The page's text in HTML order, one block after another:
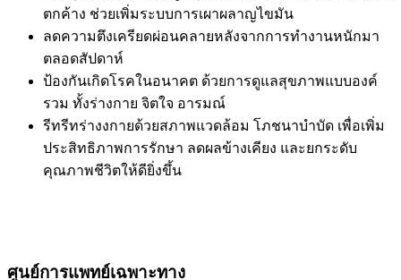
ตกค้าง ช่วยเพิ่มระบบการเผาผลาญไขมัน
ลดความตึงเครียดผ่อนคลายหลังจากการทำงานหนักมา
ตลอดสัปดาห์
ป้องกันเกิดโรคในอนาคต ด้วยการดูแลสุขภาพแบบองค์
รวม ทั้งร่างกาย จิตใจ อารมณ์
รีทรีทร่างงกายด้วยสภาพแวดล้อม โภชนาบำบัด เพื่อเพิ่ม
ประสิทธิภาพการรักษา ลดผลข้างเคียง และยกระดับ
คุณภาพชีวิตให้ดียิ่งขึ้น
ศูนย์การแพทย์เฉพาะทาง